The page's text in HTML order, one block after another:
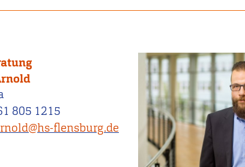
805 1215
flensburg.de